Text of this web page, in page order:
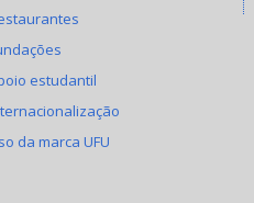
estudantil
da marca UFU